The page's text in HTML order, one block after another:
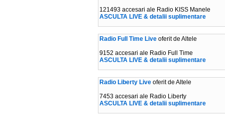
121493 accesari ale Radio KISS Manele
ASCULTA LIVE & detalii suplimentare
Radio Full Time Live oferit de Altele
9152 accesari ale Radio Full Time
ASCULTA LIVE & detalii suplimentare
Radio Liberty Live oferit de Altele
7453 accesari ale Radio Liberty
ASCULTA LIVE & detalii suplimentare